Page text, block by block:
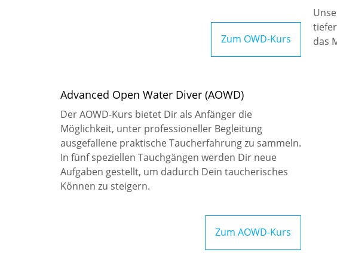
Zum OWD-Kurs
Advanced Open Water Diver (AOWD)
Der AOWD-Kurs bietet Dir als Anfänger die
Möglichkeit, unter professioneller Begleitung
ausgefallene praktische Taucherfahrung zu sammeln.
In fünf speziellen Tauchgängen werden Dir neue
Aufgaben gestellt, um dadurch Dein taucherisches
Können zu steigern.
Zum AOWD-Kurs
das